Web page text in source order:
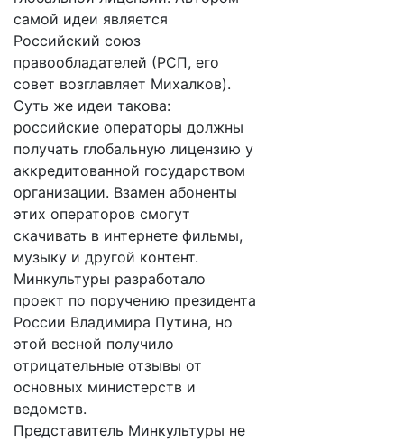
самой идеи является
Российский союз
правообладателей (РСП, его
совет возглавляет Михалков).
Суть же идеи такова:
российские операторы должны
получать глобальную лицензию у
аккредитованной государством
организации. Взамен абоненты
этих операторов смогут
скачивать в интернете фильмы,
музыку и другой контент.
Минкультуры разработало
проект по поручению президента
России Владимира Путина, но
этой весной получило
отрицательные отзывы от
основных министерств и
ведомств.
Представитель Минкультуры не